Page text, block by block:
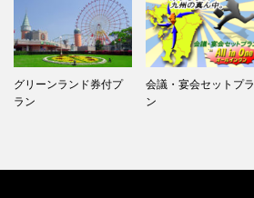
グリーンランド券付プ
ラン
会議・宴会セットプラ
ン